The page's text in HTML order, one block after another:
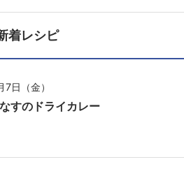
着レシピ
日（金）
すのドライカレー